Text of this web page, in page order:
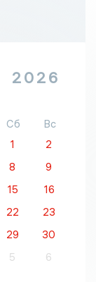
2026
Сб
Вс
1
2
8
9
15
16
22
23
29
30
5 6